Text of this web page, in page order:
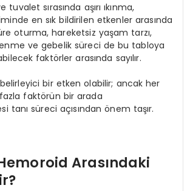
tuvalet sırasında aşırı ıkınma,
en sık bildirilen etkenler arasında
oturma, hareketsiz yaşam tarzı,
ve gebelik süreci de bu tabloya
faktörler arasında sayılır.
bir etken olabilir; ancak her
faktörün bir arada
tanı süreci açısından önem taşır.
Arasındaki